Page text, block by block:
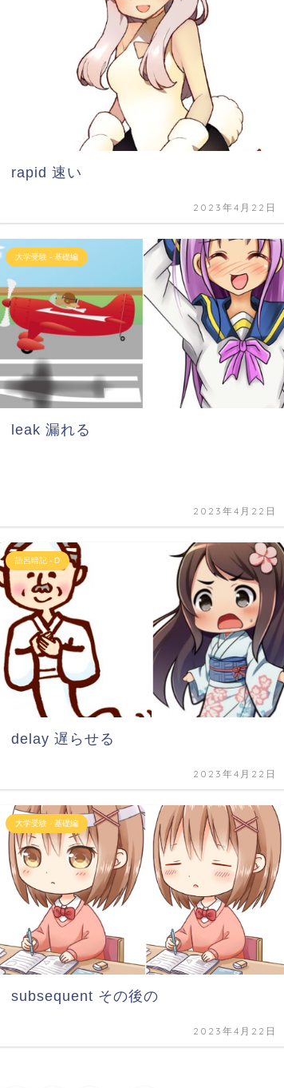
rapid 速い
2023年4月22日
大学受験 - 基礎編
leak 漏れる
2023年4月22日
語呂暗記 - D
delay 遅らせる
2023年4月22日
大学受験 - 基礎編
subsequent その後の
2023年4月22日